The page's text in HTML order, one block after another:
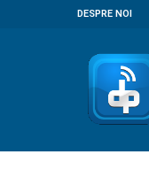
DESPRE NOI